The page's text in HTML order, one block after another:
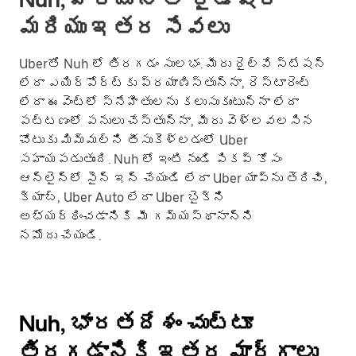
మరియు ఇతర సేవలు
Uberతో Nuh లో తిరగడం సులభం. మీరు రైల్వే స్టేషన్
లేదా ఎయిర్‌పోర్ట్‌కు ప్రయాణిస్తున్నా, రెస్టారెంట్
లేదా ఈవెంట్లో స్నేహితులను కలుసుకుంటున్నా లేదా
పట్టణంలో పనులు చేస్తున్నా, మీరు వెళ్లవలసిన
చోటుకు మిమ్మల్ని తీసుకెళ్లడంలో Uber
సహాయపడుతుంది. Nuh లో ఇంటి నుండి పికప్ కోసం
ఆన్‌లైన్‌లో సైన్ ఇన్ చేయండి లేదా Uber యాప్‌ను తెరిచి,
క్యాబ్, Uber Auto లేదా Uber బైక్‌ని
అభ్యర్థించడానికి మీ గమ్యస్థానాన్ని
నమోదు చేయండి.
Nuh, భారతదేశం చుట్టూ